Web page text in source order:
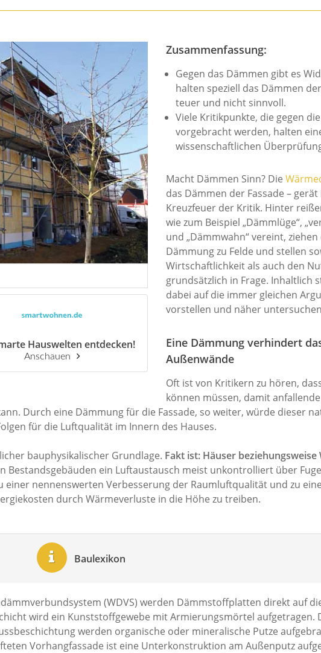
Hauswelten entdecken!
Anschauen
Zusammenfassung:
Gegen das Dämmen gibt es
halten speziell das Dämmen
teuer und nicht sinnvoll.
Viele Kritikpunkte, die gegen die
vorgebracht werden, halten
wissenschaftlichen
Macht Dämmen Sinn? Die
das Dämmen der Fassade –
Kreuzfeuer der Kritik. Hinter
wie zum Beispiel „Dämmlüge“,
und „Dämmwahn“ vereint,
Dämmung zu Felde und stellen
Wirtschaftlichkeit als auch den
grundsätzlich in Frage. Inhaltlich
dabei auf die immer gleichen
vorstellen und näher
Eine Dämmung verhindert
Außenwände
Oft ist von Kritikern zu hören,
können müssen, damit
Durch eine Dämmung für die Fassade, so weiter, würde dieser
für die Luftqualität im Innern des Hauses.
bauphysikalischer Grundlage. Fakt ist: Häuser beziehungsweise
Bestandsgebäuden ein Luftaustausch meist unkontrolliert über
nennenswerten Verbesserung der Raumluftqualität und zu
durch Wärmeverluste in die Höhe zu treiben.
Baulexikon
(WDVS) werden Dämmstoffplatten direkt auf
wird ein Kunststoffgewebe mit Armierungsmörtel aufgetragen.
werden organische oder mineralische Putze
Vorhangfassade ist eine Unterkonstruktion am Außenputz